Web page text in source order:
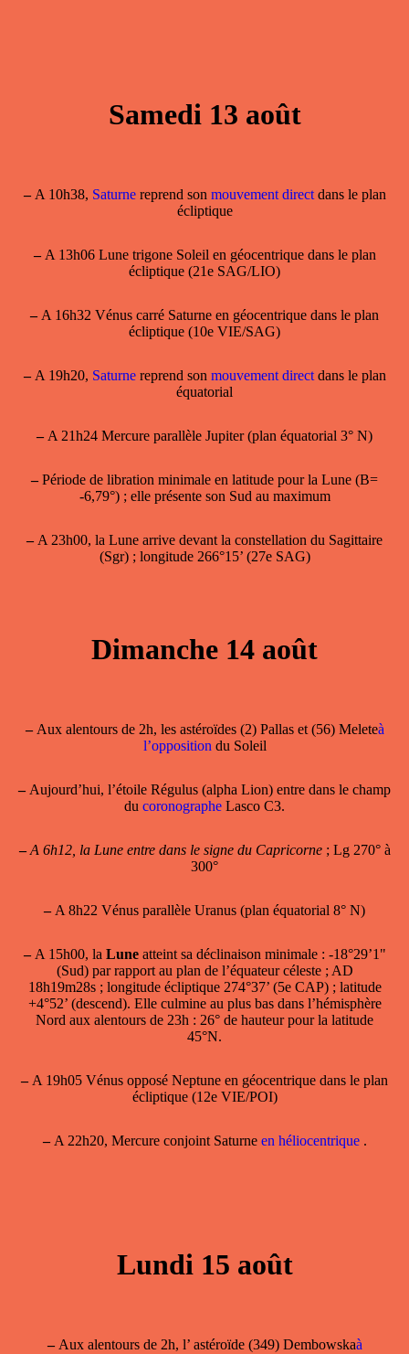
Samedi 13 août
–A 10h38, Saturnereprend son mouvement direct dans le plan
écliptique
–A 13h06 Lune trigone Soleil en géocentrique dans le plan
écliptique (21e SAG/LIO)
–A 16h32 Vénus carré Saturne en géocentrique dans le plan
écliptique (10e VIE/SAG)
–A 19h20, Saturnereprend son mouvement direct dans le plan
équatorial
–A 21h24 Mercure parallèle Jupiter (plan équatorial 3° N)
–Période de libration minimale en latitude pour la Lune (B=
-6,79°) ; elle présente son Sud au maximum
–A 23h00, la Lune arrive devant la constellation du Sagittaire
(Sgr) ; longitude 266°15’ (27e SAG)
Dimanche 14 août
–Aux alentours de 2h, les astéroïdes (2) Pallas et (56) Meleteà
l’opposition du Soleil
–Aujourd’hui, l’étoile Régulus (alpha Lion) entre dans le champ
du coronographe Lasco C3.
– A 6h12, la Lune entre dans le signe du Capricorne; Lg 270° à
300°
–A 8h22 Vénus parallèle Uranus (plan équatorial 8° N)
–A 15h00, la Luneatteint sa déclinaison minimale: -18°29’1"
(Sud) par rapport au plan de l’équateur céleste ; AD
18h19m28s ; longitude écliptique 274°37’ (5e CAP) ; latitude
+4°52’ (descend). Elle culmine au plus bas dans l’hémisphère
Nord aux alentours de 23h : 26° de hauteur pour la latitude
45°N.
–A 19h05 Vénus opposé Neptune en géocentrique dans le plan
écliptique (12e VIE/POI)
–A 22h20, Mercure conjoint Saturneen héliocentrique .
Lundi 15 août
–Aux alentours de 2h, l’ astéroïde (349) Dembowskaà